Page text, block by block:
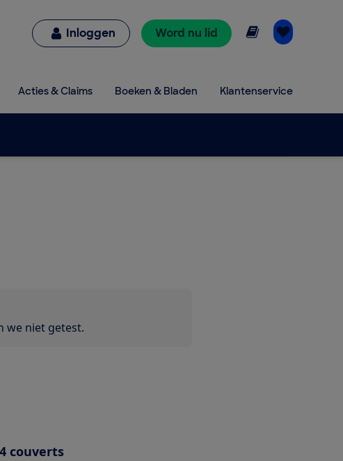
Inloggen Word nu lid Online lezen
Acties & Claims Boeken & Bladen Klantenservice
we niet getest.
couverts